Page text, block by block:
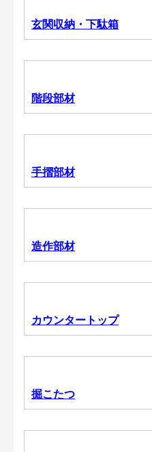
玄関収納・下駄箱
階段部材
手摺部材
造作部材
カウンタートップ
掘こたつ